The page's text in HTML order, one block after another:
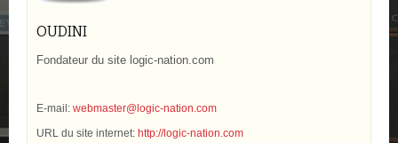
OUDINI
Fondateur du site logic-nation.com
E-mail: webmaster@logic-nation.com
URL du site internet: http://logic-nation.com